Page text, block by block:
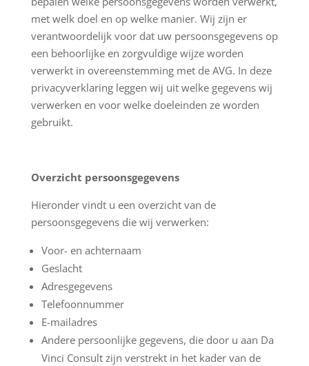
met welk doel en op welke manier. Wij zijn er
verantwoordelijk voor dat uw persoonsgegevens op
een behoorlijke en zorgvuldige wijze worden
verwerkt in overeenstemming met de AVG. In deze
privacyverklaring leggen wij uit welke gegevens wij
verwerken en voor welke doeleinden ze worden
gebruikt.
Overzicht persoonsgegevens
Hieronder vindt u een overzicht van de
persoonsgegevens die wij verwerken:
Voor- en achternaam
Geslacht
Adresgegevens
Telefoonnummer
E-mailadres
Andere persoonlijke gegevens, die door u aan Da
Vinci Consult zijn verstrekt in het kader van de